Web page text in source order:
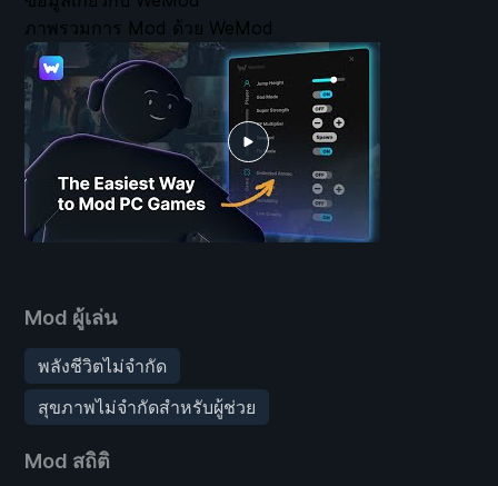
Mod ผู้เล่น
พลังชีวิตไม่จำกัด
สุขภาพไม่จำกัดสำหรับผู้ช่วย
Mod สถิติ
ภาพรวมการ Mod ด้วย WeMod